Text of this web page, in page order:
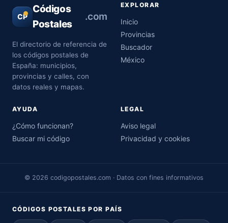
CP
Códigos
Postales
.com
El directorio de referencia de
los códigos postales de
España: municipios,
provincias y calles, con
datos reales y mapas.
EXPLORAR
Inicio
Provincias
Buscador
México
AYUDA
¿Cómo funcionan?
Buscar mi código
LEGAL
Aviso legal
Privacidad y cookies
© 2026 codigopostales.com · Datos con fines informativos
CÓDIGOS POSTALES POR PAÍS